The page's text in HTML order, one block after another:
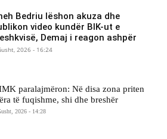
Bedriu lëshon akuza dhe
video kundër BIK-ut e
Demaj i reagon ashpër
2026 - 16:24
paralajmëron: Në disa zona priten
të fuqishme, shi dhe breshër
2026 - 14:28